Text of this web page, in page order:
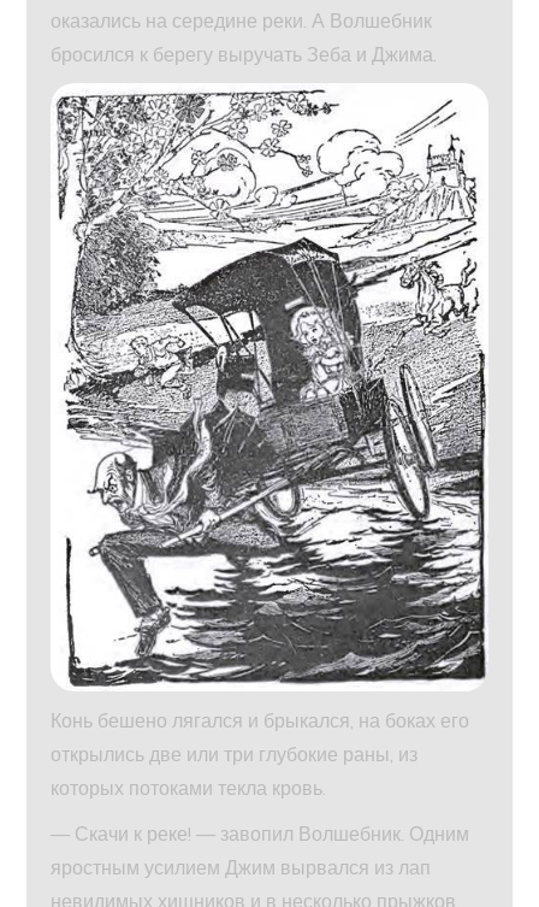
оказались на середине реки. А Волшебник
бросился к берегу выручать Зеба и Джима.
Конь бешено лягался и брыкался, на боках его
открылись две или три глубокие раны, из
которых потоками текла кровь.
— Скачи к реке! — завопил Волшебник. Одним
яростным усилием Джим вырвался из лап
невидимых хищников и в несколько прыжков